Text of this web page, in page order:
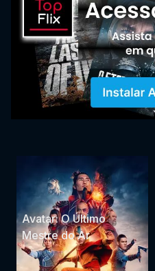
Avatar: O Último
Mestre do Ar